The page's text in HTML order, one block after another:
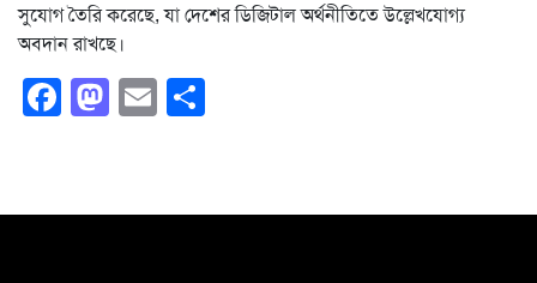
সুযোগ তৈরি করেছে, যা দেশের ডিজিটাল অর্থনীতিতে উল্লেখযোগ্য
অবদান রাখছে।
Facebook
Mastodon
Email